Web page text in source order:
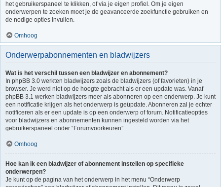
het gebruikerspaneel te klikken, of via je eigen profiel. Om je eigen
onderwerpen te zoeken moet je de geavanceerde zoekfunctie gebruiken en
de nodige opties invullen.
Omhoog
Onderwerpabonnementen en bladwijzers
Wat is het verschil tussen een bladwijzer en abonnement?
In phpBB 3.0 werkten bladwijzers zoals de bladwijzers (of favorieten) in je
browser. Je werd niet op de hoogte gebracht als er een update was. Vanaf
phpBB 3.1 werken bladwijzers meer als abonneren op een onderwerp. Je kunt
een notificatie krijgen als het onderwerp is geüpdate. Abonneren zal je echter
notificeren als er een update is op een onderwerp of forum. Notificatieopties
voor bladwijzers en abonnementen kunnen ingesteld worden via het
gebruikerspaneel onder “Forumvoorkeuren”.
Omhoog
Hoe kan ik een bladwijzer of abonnement instellen op specifieke
onderwerpen?
Je kunt op de pagina van het onderwerp in het menu “Onderwerp